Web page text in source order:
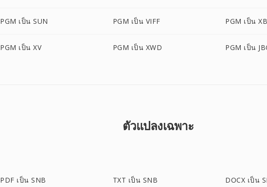
PGM เป็น SUN PGM เป็น VIFF PGM เป็น
PGM เป็น XV PGM เป็น XWD PGM เป็น
ตัวแปลงเฉพาะ
PDF เป็น SNB TXT เป็น SNB DOCX เป็น